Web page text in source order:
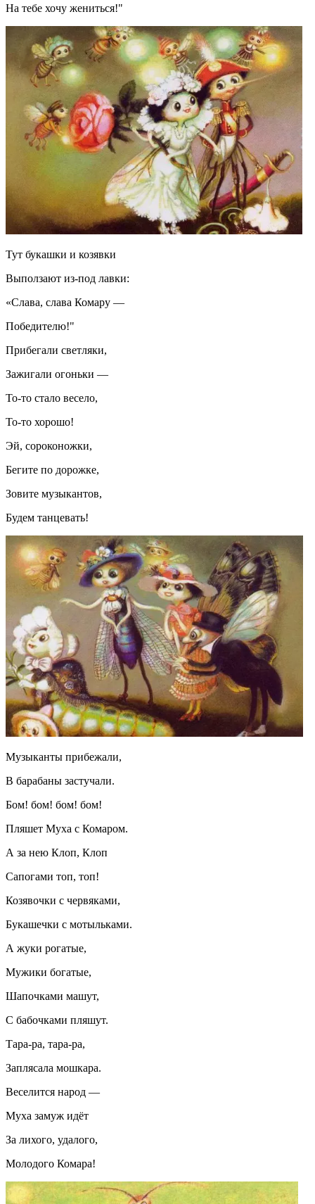
На тебе хочу жениться!"
Тут букашки и козявки
Выползают из-под лавки:
«Слава, слава Комару —
Победителю!"
Прибегали светляки,
Зажигали огоньки —
То-то стало весело,
То-то хорошо!
Эй, сороконожки,
Бегите по дорожке,
Зовите музыкантов,
Будем танцевать!
Музыканты прибежали,
В барабаны застучали.
Бом! бом! бом! бом!
Пляшет Муха с Комаром.
А за нею Клоп, Клоп
Сапогами топ, топ!
Козявочки с червяками,
Букашечки с мотыльками.
А жуки рогатые,
Мужики богатые,
Шапочками машут,
С бабочками пляшут.
Тара-ра, тара-ра,
Заплясала мошкара.
Веселится народ —
Муха замуж идёт
За лихого, удалого,
Молодого Комара!